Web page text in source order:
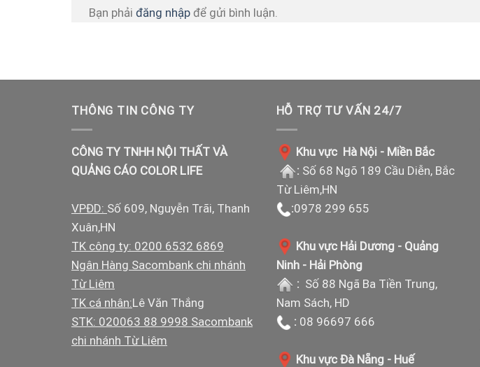
Bạn phải đăng nhập để gửi bình luận.
THÔNG TIN CÔNG TY
CÔNG TY TNHH NỘI THẤT VÀ
QUẢNG CÁO COLOR LIFE
VPĐD: Số 609, Nguyễn Trãi, Thanh
Xuân,HN
TK công ty: 0200 6532 6869
Ngân Hàng Sacombank chi nhánh
Từ Liêm
TK cá nhân:Lê Văn Thắng
STK: 020063 88 9998 Sacombank
chi nhánh Từ Liêm
HỖ TRỢ TƯ VẤN 24/7
Khu vực Hà Nội - Miền Bắc
: Số 68 Ngõ 189 Cầu Diễn, Bắc
Từ Liêm,HN
:0978 299 655
Khu vực Hải Dương - Quảng
Ninh - Hải Phòng
: Số 88 Ngã Ba Tiền Trung,
Nam Sách, HD
: 08 96697 666
Khu vực Đà Nẵng - Huế